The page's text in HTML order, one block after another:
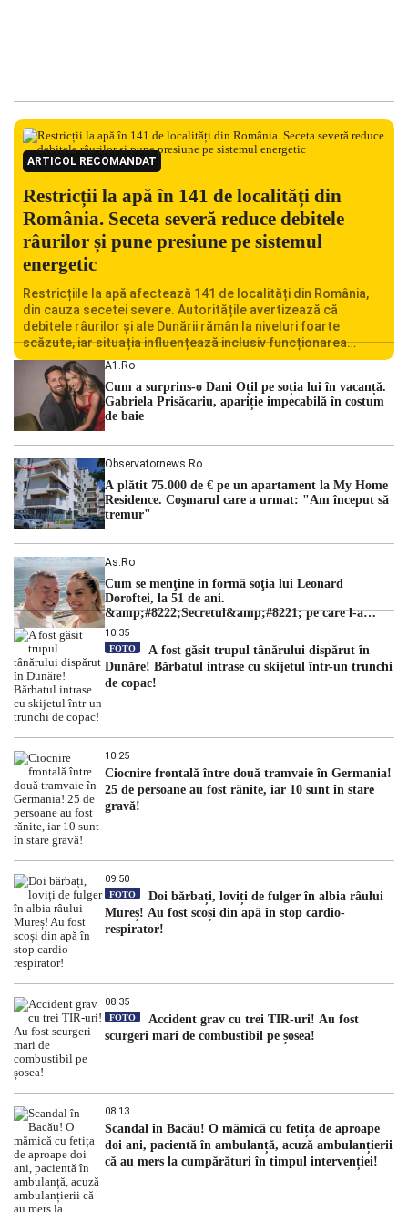
ARTICOL RECOMANDAT
Restricții la apă în 141 de localități din
România. Seceta severă reduce debitele
râurilor și pune presiune pe sistemul
energetic
Restricțiile la apă afectează 141 de localități din România,
din cauza secetei severe. Autoritățile avertizează că
debitele râurilor și ale Dunării rămân la niveluri foarte
scăzute, iar situația influențează inclusiv funcționarea
Centralei Nucleare de la Cernavodă. România se confruntă
cu una dintre cele mai dificile perioade din punct de vedere
hidrologic din ultimii ani. Lipsa […]
A1.ro
Cum a surprins-o Dani Oțil pe soția lui în vacanță.
Gabriela Prisăcariu, apariție impecabilă în costum
de baie
Observatornews.ro
A plătit 75.000 de € pe un apartament la My Home
Residence. Coşmarul care a urmat: "Am început să
tremur"
As.ro
Cum se menţine în formă soţia lui Leonard
Doroftei, la 51 de ani.
&amp;#8222;Secretul&amp;#8221; pe care l-a
dezvăluit
10:35
FOTO
A fost găsit trupul tânărului dispărut în
Dunăre! Bărbatul intrase cu skijetul într-un trunchi
de copac!
10:25
Ciocnire frontală între două tramvaie în Germania!
25 de persoane au fost rănite, iar 10 sunt în stare
gravă!
09:50
FOTO
Doi bărbați, loviți de fulger în albia râului
Mureș! Au fost scoși din apă în stop cardio-
respirator!
08:35
FOTO
Accident grav cu trei TIR-uri! Au fost
scurgeri mari de combustibil pe șosea!
08:13
Scandal în Bacău! O mămică cu fetița de aproape
doi ani, pacientă în ambulanță, acuză ambulanțierii
că au mers la cumpărături în timpul intervenției!